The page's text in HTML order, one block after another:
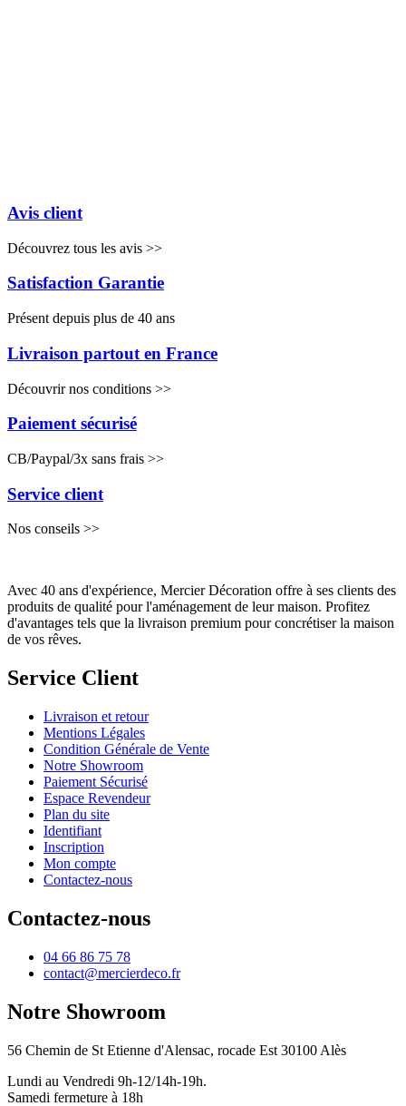
Avis client
Découvrez tous les avis >>
Satisfaction Garantie
Présent depuis plus de 40 ans
Livraison partout en France
Découvrir nos conditions >>
Paiement sécurisé
CB/Paypal/3x sans frais >>
Service client
Nos conseils >>
Avec 40 ans d'expérience, Mercier Décoration offre à ses clients des
produits de qualité pour l'aménagement de leur maison. Profitez
d'avantages tels que la livraison premium pour concrétiser la maison
de vos rêves.
Service Client
Livraison et retour
Mentions Légales
Condition Générale de Vente
Notre Showroom
Paiement Sécurisé
Espace Revendeur
Plan du site
Identifiant
Inscription
Mon compte
Contactez-nous
Contactez-nous
04 66 86 75 78
contact@mercierdeco.fr
Notre Showroom
56 Chemin de St Etienne d'Alensac, rocade Est 30100 Alès
Lundi au Vendredi 9h-12/14h-19h.
Samedi fermeture à 18h